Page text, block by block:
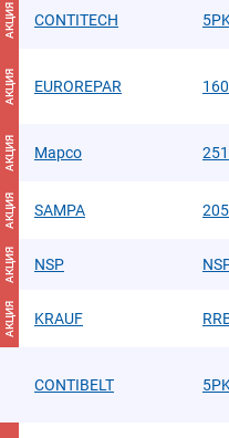
АКЦИЯ CONTITECH
АКЦИЯ EUROREPAR
АКЦИЯ Mapco
АКЦИЯ SAMPA
АКЦИЯ NSP
АКЦИЯ KRAUF
CONTIBELT